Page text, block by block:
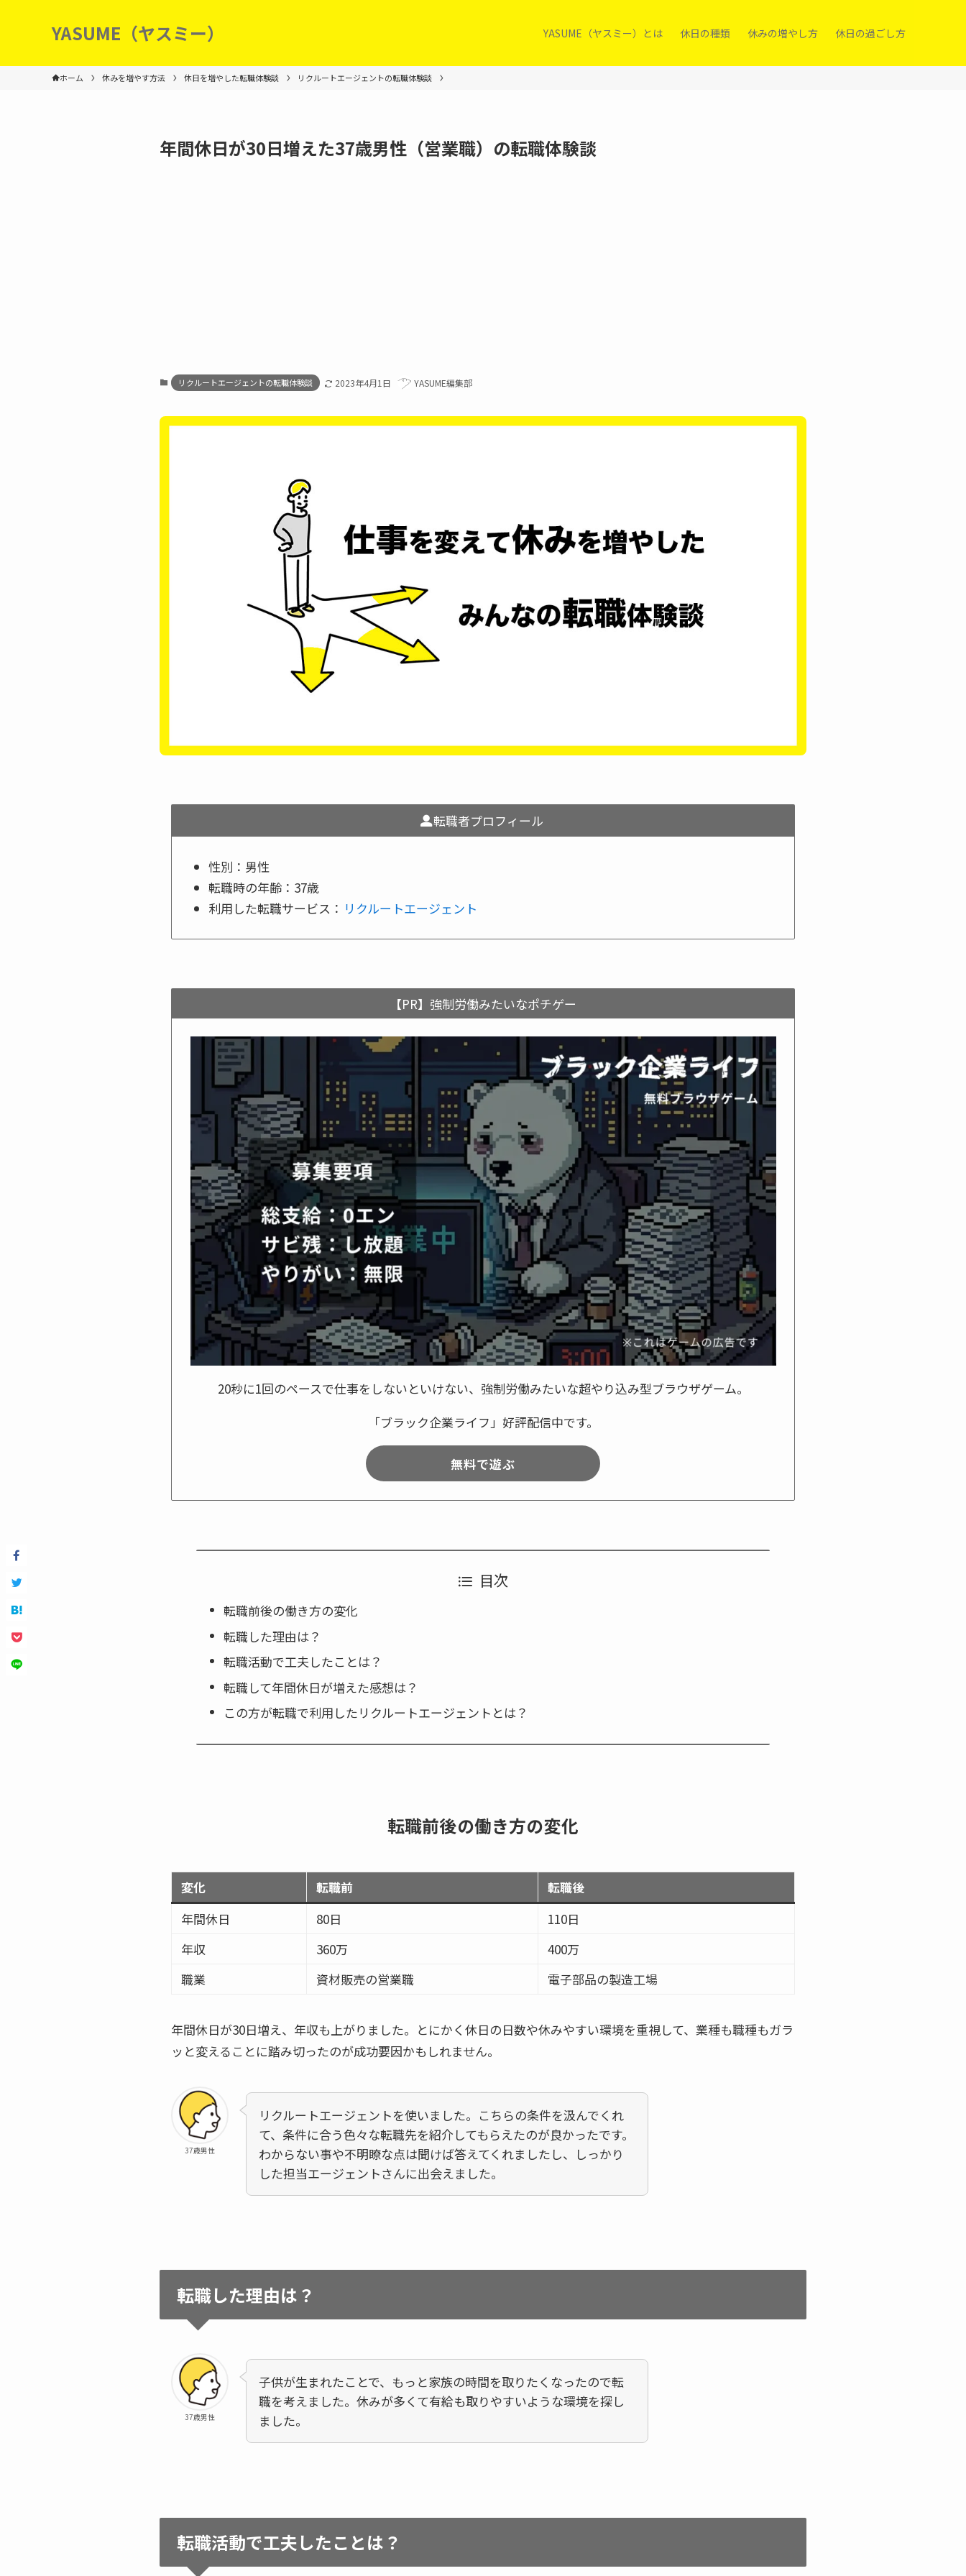
YASUME（ヤスミー） YASUME（ヤスミー）とは 休日の種類 休みの増やし方 休日の過ごし方
ホーム 休みを増やす方法 休日を増やした転職体験談 リクルートエージェントの転職体験談
年間休日が30日増えた37歳男性（営業職）の転職体験談
リクルートエージェントの転職体験談 2023年4月1日 YASUME編集部
転職者プロフィール
性別：男性
転職時の年齢：37歳
利用した転職サービス： リクルートエージェント
【PR】強制労働みたいなポチゲー
20秒に1回のペースで仕事をしないといけない、強制労働みたいな超やり込み型ブラウザゲーム。
「ブラック企業ライフ」好評配信中です。
無料で遊ぶ
目次
転職前後の働き方の変化
転職した理由は？
転職活動で工夫したことは？
転職して年間休日が増えた感想は？
この方が転職で利用したリクルートエージェントとは？
転職前後の働き方の変化
変化 転職前
転職後
年間休日
80日
110日
年収
360万
400万
職業
資材販売の営業職 電子部品の製造工場
年間休日が30日増え、年収も上がりました。とにかく休日の日数や休みやすい環境を重視して、業種も職種もガラ
ッと変えることに踏み切ったのが成功要因かもしれません。
37歳男性
リクルートエージェントを使いました。こちらの条件を汲んでくれ
て、条件に合う色々な転職先を紹介してもらえたのが良かったです。
わからない事や不明瞭な点は聞けば答えてくれましたし、しっかり
した担当エージェントさんに出会えました。
転職した理由は？
37歳男性
子供が生まれたことで、もっと家族の時間を取りたくなったので転
職を考えました。休みが多くて有給も取りやすいような環境を探し
ました。
転職活動で工夫したことは？